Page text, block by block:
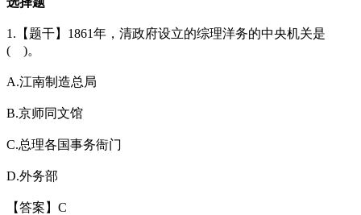
1.【题干】1861年，清政府设立的综理洋务的中央机关是
( )。
A.江南制造总局
B.京师同文馆
C.总理各国事务衙门
D.外务部
【答案】C